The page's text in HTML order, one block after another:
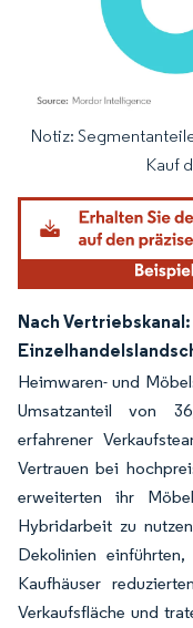
Bild © Mordor Intelligence.
Notiz:
Kauf
Nach
Heimwaren- und
Umsatzanteil von
erfahrener
Vertrauen bei
erweiterten ihr
Hybridarbeit zu
Dekolinien
Kaufhäuser
Verkaufsfläche und